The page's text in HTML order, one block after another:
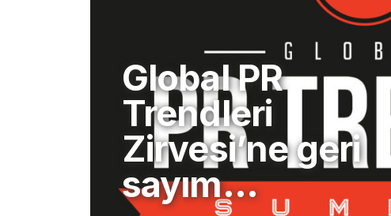
Global PR
Trendleri
Zirvesi’ne geri
sayım…